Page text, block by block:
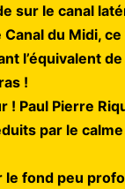
sur le canal
du Midi,
l’équivalent
!
Paul Pierre
par le
le fond peu